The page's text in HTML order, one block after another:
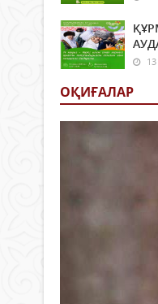
ОҚИҒАЛАР